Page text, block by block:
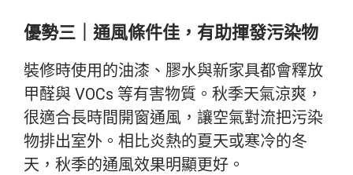
優勢三｜通風條件佳，有助揮發污染物
裝修時使用的油漆、膠水與新家具都會釋放
甲醛與 VOCs 等有害物質。秋季天氣涼爽，
很適合長時間開窗通風，讓空氣對流把污染
物排出室外。相比炎熱的夏天或寒冷的冬
天，秋季的通風效果明顯更好。